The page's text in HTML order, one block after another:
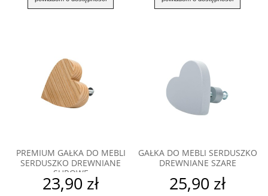
PREMIUM GAŁKA DO MEBLI
SERDUSZKO DREWNIANE
SUROWE
23,90 zł
GAŁKA DO MEBLI SERDUSZKO
DREWNIANE SZARE
25,90 zł